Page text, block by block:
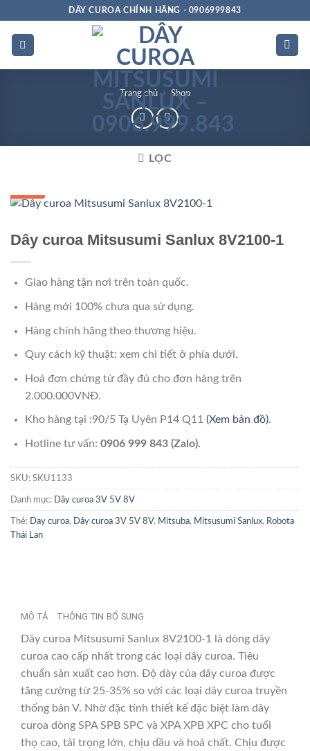
dung
DÂY CUROA CHÍNH HÃNG - 0906999843
Trang chủ » Shop
LỌC
Dây curoa Mitsusumi Sanlux 8V2100-1
Giao hàng tận nơi trên toàn quốc.
Hàng mới 100% chưa qua sử dụng.
Hàng chính hãng theo thương hiệu.
Quy cách kỹ thuật: xem chi tiết ở phía dưới.
Hoá đơn chứng từ đầy đủ cho đơn hàng trên
2.000.000VNĐ.
Kho hàng tại :90/5 Tạ Uyên P14 Q11 (Xem bản đồ).
Hotline tư vấn: 0906 999 843 (Zalo).
SKU: SKU1133
Danh mục: Dây curoa 3V 5V 8V
Thẻ: Day curoa, Dây curoa 3V 5V 8V, Mitsuba, Mitsusumi Sanlux, Robota
Thái Lan
MÔ TẢ THÔNG TIN BỔ SUNG
Dây curoa Mitsusumi Sanlux 8V2100-1 là dòng dây
curoa cao cấp nhất trong các loại dây curoa. Tiêu
chuẩn sản xuất cao hơn. Độ dày của dây curoa được
tăng cường từ 25-35% so với các loại dây curoa truyền
thống bản V. Nhờ đặc tính thiết kế đặc biệt làm dây
curoa dòng SPA SPB SPC và XPA XPB XPC cho tuổi
thọ cao, tải trọng lớn, chịu dầu và hoá chất. Chịu được